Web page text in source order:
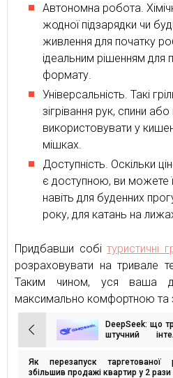
Автономна робота.
жодної підзарядки чи
живлення для початку
ідеальним рішенням для
формату.
Універсальність. Такі
зігрівання рук, спини
використовувати у
мішках.
Доступність. Оскільки
є доступною, ви можете
навіть для буденних
року, для катань на
Придбавши собітуристичні
розраховувати на тривале
Таким чином, уся ваша
максимально комфортною та
Навігація
записів
DeepSeek: що
штучний
Як перезапуск таргетованої
збільшив продажі квартир у 2 рази